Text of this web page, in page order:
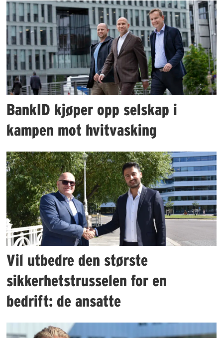
BankID kjøper opp selskap i
kampen mot hvitvasking
Vil utbedre den største
sikkerhetstrusselen for en
bedrift: de ansatte